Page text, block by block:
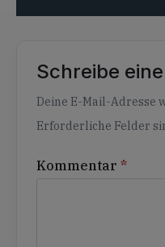
Schreibe
Deine E-Mail-Adresse
Erforderliche Felder
Kommentar *
Alternative: